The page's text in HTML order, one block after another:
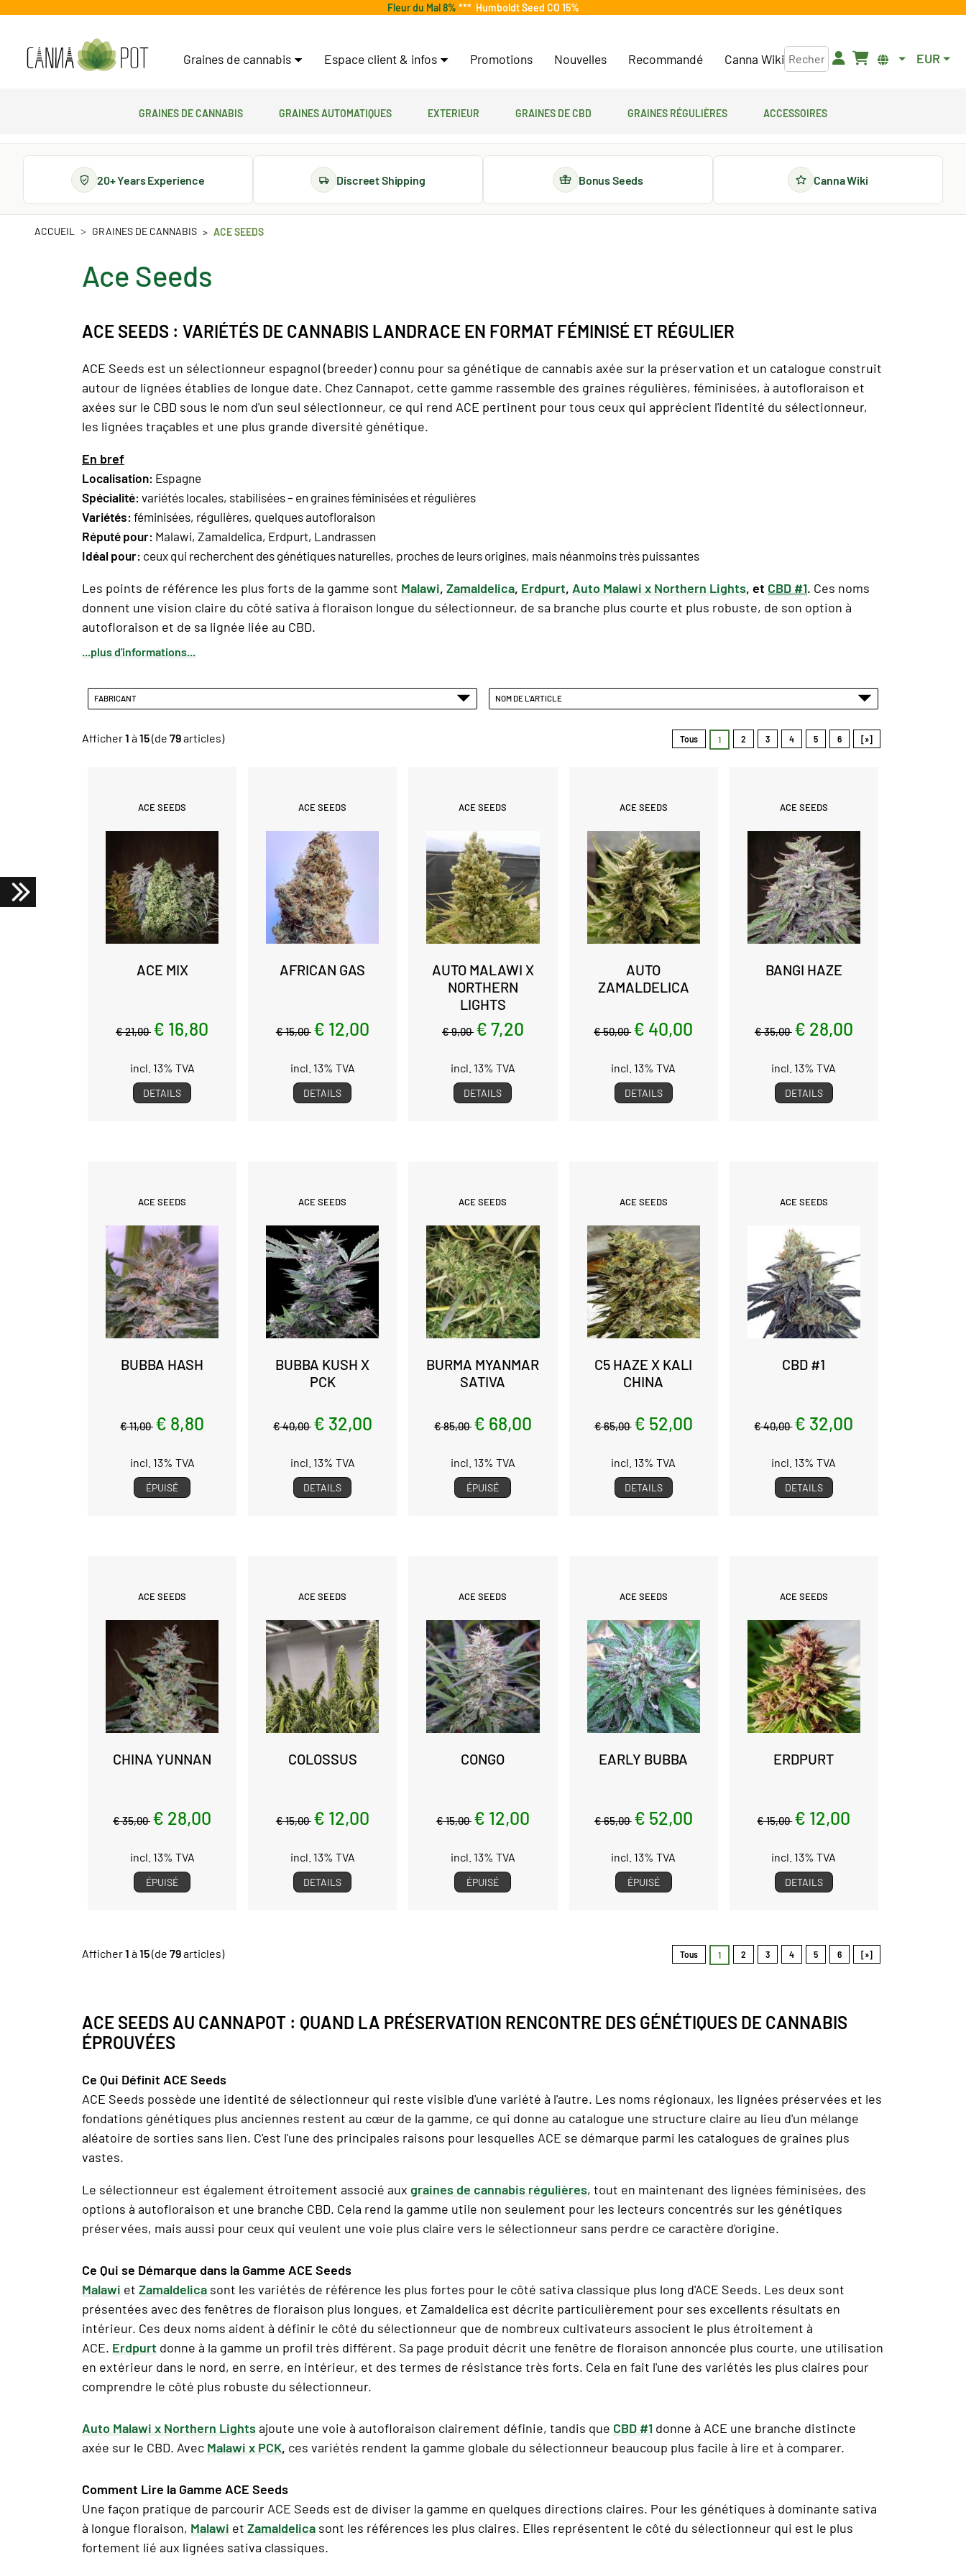
Fleur du Mal 8% *** Humboldt Seed CO 15%
Graines de cannabis Espace client & infos Promotions Nouvelles Recommandé Canna Wiki EUR
Graines de cannabis Graines automatiques Exterieur Graines de CBD Graines régulières Accessoires
20+ Years Experience Discreet Shipping Bonus Seeds Canna Wiki
ACCUEIL GRAINES DE CANNABIS ACE SEEDS
Ace Seeds
ACE SEEDS : VARIÉTÉS DE CANNABIS LANDRACE EN FORMAT FÉMINISÉ ET RÉGULIER
ACE Seeds est un sélectionneur espagnol (breeder) connu pour sa génétique de cannabis axée sur la préservation et un catalogue construit
autour de lignées établies de longue date. Chez Cannapot, cette gamme rassemble des graines régulières, féminisées, à autofloraison et
axées sur le CBD sous le nom d'un seul sélectionneur, ce qui rend ACE pertinent pour tous ceux qui apprécient l'identité du sélectionneur,
les lignées traçables et une plus grande diversité génétique.
En bref
Localisation: Espagne
Spécialité: variétés locales, stabilisées – en graines féminisées et régulières
Variétés: féminisées, régulières, quelques autofloraison
Réputé pour: Malawi, Zamaldelica, Erdpurt, Landrassen
Idéal pour: ceux qui recherchent des génétiques naturelles, proches de leurs origines, mais néanmoins très puissantes
Les points de référence les plus forts de la gamme sont Malawi, Zamaldelica, Erdpurt, Auto Malawi x Northern Lights, et CBD #1. Ces noms
donnent une vision claire du côté sativa à floraison longue du sélectionneur, de sa branche plus courte et plus robuste, de son option à
autofloraison et de sa lignée liée au CBD.
...plus d'informations...
FABRICANT NOM DE L'ARTICLE
Afficher1 à15(de 79articles) Tous 1 2 3 4 5 6 [»]
ACE SEEDS
ACE MIX
€ 21,00 € 16,80
incl. 13% TVA
DETAILS
ACE SEEDS
AFRICAN GAS
€ 15,00 € 12,00
incl. 13% TVA
DETAILS
ACE SEEDS
AUTO MALAWI X
NORTHERN
LIGHTS
€ 9,00 € 7,20
incl. 13% TVA
DETAILS
ACE SEEDS
AUTO
ZAMALDELICA
€ 50,00 € 40,00
incl. 13% TVA
DETAILS
ACE SEEDS
BANGI HAZE
€ 35,00 € 28,00
incl. 13% TVA
DETAILS
ACE SEEDS
BUBBA HASH
€ 11,00 € 8,80
incl. 13% TVA
ÉPUISÉ
ACE SEEDS
BUBBA KUSH X
PCK
€ 40,00 € 32,00
incl. 13% TVA
DETAILS
ACE SEEDS
BURMA MYANMAR
SATIVA
€ 85,00 € 68,00
incl. 13% TVA
ÉPUISÉ
ACE SEEDS
C5 HAZE X KALI
CHINA
€ 65,00 € 52,00
incl. 13% TVA
DETAILS
ACE SEEDS
CBD #1
€ 40,00 € 32,00
incl. 13% TVA
DETAILS
ACE SEEDS
CHINA YUNNAN
€ 35,00 € 28,00
incl. 13% TVA
ÉPUISÉ
ACE SEEDS
COLOSSUS
€ 15,00 € 12,00
incl. 13% TVA
DETAILS
ACE SEEDS
CONGO
€ 15,00 € 12,00
incl. 13% TVA
ÉPUISÉ
ACE SEEDS
EARLY BUBBA
€ 65,00 € 52,00
incl. 13% TVA
ÉPUISÉ
ACE SEEDS
ERDPURT
€ 15,00 € 12,00
incl. 13% TVA
DETAILS
Afficher1 à15(de 79articles) Tous 1 2 3 4 5 6 [»]
ACE SEEDS AU CANNAPOT : QUAND LA PRÉSERVATION RENCONTRE DES GÉNÉTIQUES DE CANNABIS
ÉPROUVÉES
Ce Qui Définit ACE Seeds
ACE Seeds possède une identité de sélectionneur qui reste visible d'une variété à l'autre. Les noms régionaux, les lignées préservées et les
fondations génétiques plus anciennes restent au cœur de la gamme, ce qui donne au catalogue une structure claire au lieu d'un mélange
aléatoire de sorties sans lien. C'est l'une des principales raisons pour lesquelles ACE se démarque parmi les catalogues de graines plus
vastes.
Le sélectionneur est également étroitement associé aux graines de cannabis régulières, tout en maintenant des lignées féminisées, des
options à autofloraison et une branche CBD. Cela rend la gamme utile non seulement pour les lecteurs concentrés sur les génétiques
préservées, mais aussi pour ceux qui veulent une voie plus claire vers le sélectionneur sans perdre ce caractère d'origine.
Ce Qui se Démarque dans la Gamme ACE Seeds
Malawi et Zamaldelica sont les variétés de référence les plus fortes pour le côté sativa classique plus long d'ACE Seeds. Les deux sont
présentées avec des fenêtres de floraison plus longues, et Zamaldelica est décrite particulièrement pour ses excellents résultats en
intérieur. Ces deux noms aident à définir le côté du sélectionneur que de nombreux cultivateurs associent le plus étroitement à
ACE. Erdpurt donne à la gamme un profil très différent. Sa page produit décrit une fenêtre de floraison annoncée plus courte, une utilisation
en extérieur dans le nord, en serre, en intérieur, et des termes de résistance très forts. Cela en fait l'une des variétés les plus claires pour
comprendre le côté plus robuste du sélectionneur.
Auto Malawi x Northern Lightsajoute une voie à autofloraison clairement définie, tandis que CBD #1 donne à ACE une branche distincte
axée sur le CBD. Avec Malawi x PCK, ces variétés rendent la gamme globale du sélectionneur beaucoup plus facile à lire et à comparer.
Comment Lire la Gamme ACE Seeds
Une façon pratique de parcourir ACE Seeds est de diviser la gamme en quelques directions claires. Pour les génétiques à dominante sativa
à longue floraison, Malawi et Zamaldelica sont les références les plus claires. Elles représentent le côté du sélectionneur qui est le plus
fortement lié aux lignées sativa classiques.